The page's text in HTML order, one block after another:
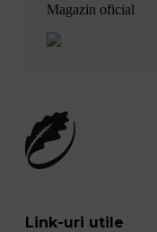
Magazin oficial
Link-uri utile